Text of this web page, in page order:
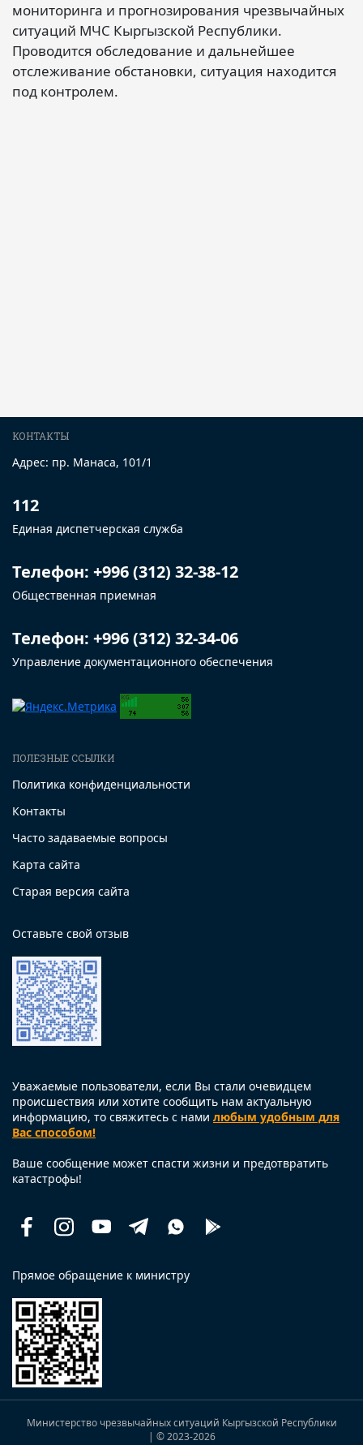
мониторинга и прогнозирования чрезвычайных
ситуаций МЧС Кыргызской Республики.
Проводится обследование и дальнейшее
отслеживание обстановки, ситуация находится
под контролем.
КОНТАКТЫ
Адрес: пр. Манаса, 101/1
112
Единая диспетчерская служба
Телефон: +996 (312) 32-38-12
Общественная приемная
Телефон: +996 (312) 32-34-06
Управление документационного обеспечения
ПОЛЕЗНЫЕ ССЫЛКИ
Политика конфиденциальности
Контакты
Часто задаваемые вопросы
Карта сайта
Старая версия сайта
Оставьте свой отзыв
Уважаемые пользователи, если Вы стали очевидцем
происшествия или хотите сообщить нам актуальную
информацию, то свяжитесь с нами любым удобным для
Вас способом!
Ваше сообщение может спасти жизни и предотвратить
катастрофы!
FacebookInstagramYoutube TelegramWhatsappПомощь
рядом
Прямое обращение к министру
Министерство чрезвычайных ситуаций Кыргызской Республики
| © 2023-2026